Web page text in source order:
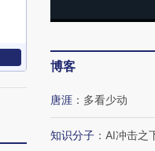
博客
唐涯 ： 多看少动
知识分子 ： AI冲击之